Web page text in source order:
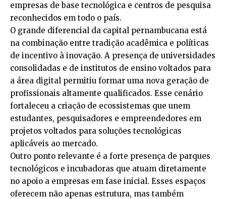
empresas de base tecnológica e centros de pesquisa
reconhecidos em todo o país.
O grande diferencial da capital pernambucana está
na combinação entre tradição acadêmica e políticas
de incentivo à inovação. A presença de universidades
consolidadas e de institutos de ensino voltados para
a área digital permitiu formar uma nova geração de
profissionais altamente qualificados. Esse cenário
fortaleceu a criação de ecossistemas que unem
estudantes, pesquisadores e empreendedores em
projetos voltados para soluções tecnológicas
aplicáveis ao mercado.
Outro ponto relevante é a forte presença de parques
tecnológicos e incubadoras que atuam diretamente
no apoio a empresas em fase inicial. Esses espaços
oferecem não apenas estrutura, mas também